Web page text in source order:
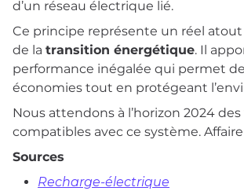
d’un réseau électrique lié.
Ce principe représente un réel atout
de la transition énergétique. Il
performance inégalée qui permet
économies tout en protégeant
Nous attendons à l’horizon 2024
compatibles avec ce système.
Sources
Recharge-électrique